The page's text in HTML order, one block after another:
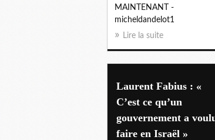
MAINTENANT -
micheldandelot1
Lire la suite
Laurent Fabius : «
C’est ce qu’un
gouvernement a
faire en Israël »